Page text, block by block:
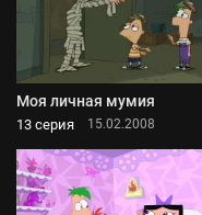
Моя личная мумия
13 серия 15.02.2008